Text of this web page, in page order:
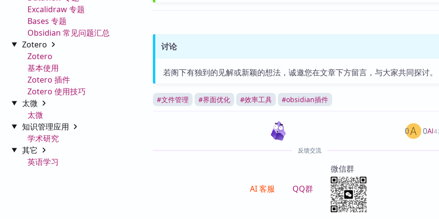
Excalidraw 专题
Bases 专题
Obsidian 常见问题汇总
Zotero
Zotero
基本使用
Zotero 插件
Zotero 使用技巧
太微
太微
知识管理应用
学术研究
其它
英语学习
讨论
若阁下有独到的见解或新颖的想法，诚邀您在文章下方留言，与大家共同探讨。
#文件管理 #界面优化 #效率工具 #obsidian插件
AI
0 0
反馈交流
AI 客服 QQ群
微信群